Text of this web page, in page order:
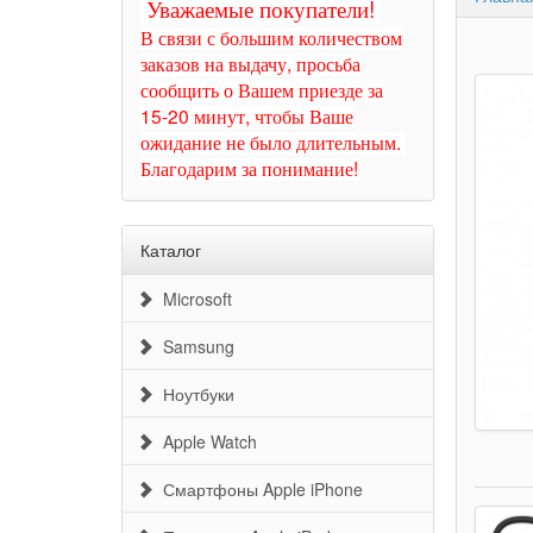
Уважаемые покупатели!
В связи с большим количеством
заказов на выдачу, просьба
сообщить о Вашем приезде за
15-20 минут, чтобы Ваше
ожидание не было длительным.
Благодарим за понимание!
Каталог
Microsoft
Samsung
Ноутбуки
Apple Watch
Смартфоны Apple iPhone